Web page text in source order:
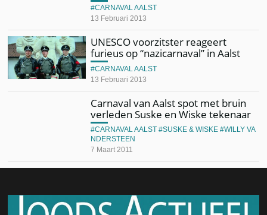
13 Februari 2013
CARNAVAL AALST
UNESCO voorzitster reageert
furieus op “nazicarnaval” in Aalst
13 Februari 2013
CARNAVAL AALST
Carnaval van Aalst spot met bruin
verleden Suske en Wiske tekenaar
7 Maart 2011
CARNAVAL AALST SUSKE & WISKE
WILLY VA
NDERSTEEN